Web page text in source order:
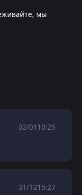
мы
02/01 10:25
31/1215:27